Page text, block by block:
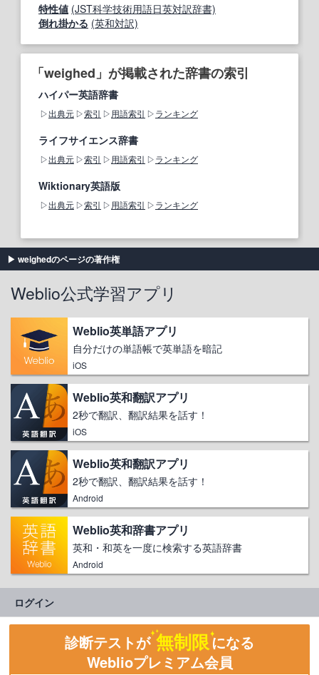
特性値 (JST科学技術用語日英対訳辞書)
倒れ掛かる (英和対訳)
「weighed」が掲載された辞書の索引
ハイパー英語辞書
出典元 索引 用語索引 ランキング
ライフサイエンス辞書
出典元 索引 用語索引 ランキング
Wiktionary英語版
出典元 索引 用語索引 ランキング
weighedのページの著作権
Weblio公式学習アプリ
Weblio英単語アプリ
自分だけの単語帳で英単語を暗記
iOS
Weblio英和翻訳アプリ
2秒で翻訳、翻訳結果を話す！
iOS
Weblio英和翻訳アプリ
2秒で翻訳、翻訳結果を話す！
Android
Weblio英和辞書アプリ
英和・和英を一度に検索する英語辞書
Android
ログイン
診断テストが 無制限になる
Weblioプレミアム会員